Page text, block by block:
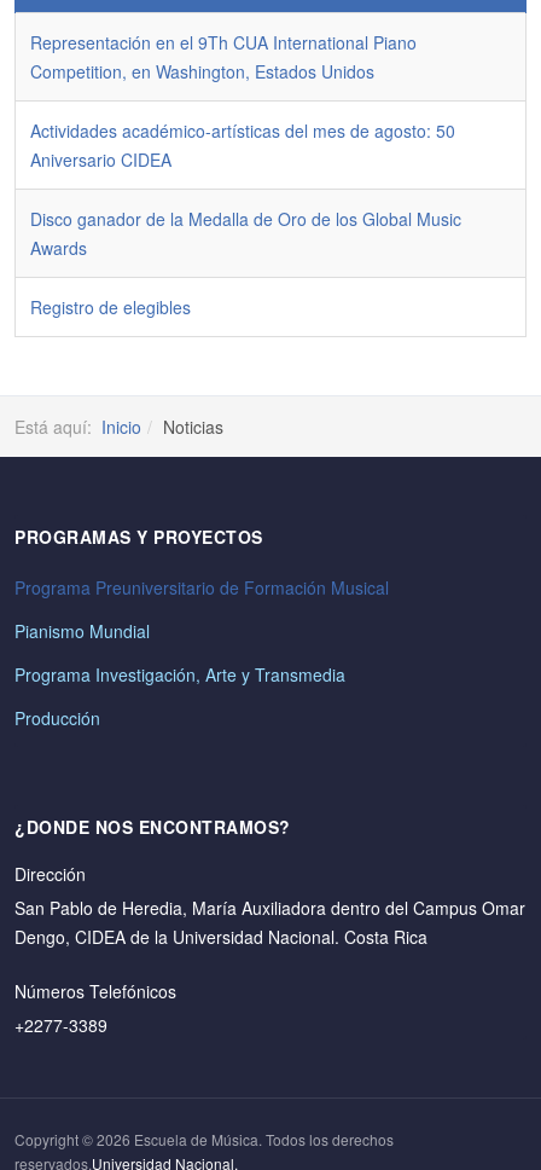
Representación en el 9Th CUA International Piano
Competition, en Washington, Estados Unidos
Actividades académico-artísticas del mes de agosto: 50
Aniversario CIDEA
Disco ganador de la Medalla de Oro de los Global Music
Awards
Registro de elegibles
Está aquí: Inicio Noticias
PROGRAMAS Y PROYECTOS
Programa Preuniversitario de Formación Musical
Pianismo Mundial
Programa Investigación, Arte y Transmedia
Producción
¿DONDE NOS ENCONTRAMOS?
Dirección
San Pablo de Heredia, María Auxiliadora dentro del Campus Omar
Dengo, CIDEA de la Universidad Nacional. Costa Rica
Números Telefónicos
+2277-3389
Copyright © 2026 Escuela de Música. Todos los derechos
reservados.Universidad Nacional.